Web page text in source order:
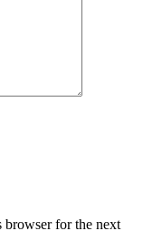
browser for the next